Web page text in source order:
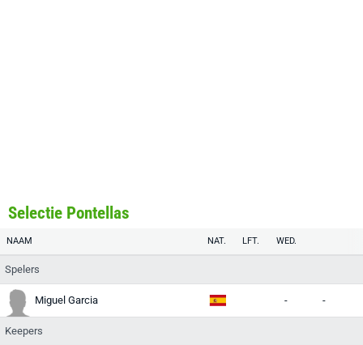
Selectie Pontellas
NAAM NAT. LFT. WED.
Spelers
Miguel Garcia - -
Keepers